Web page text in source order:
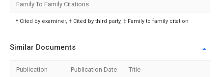
Family To Family Citations
* Cited by examiner, † Cited by third party, ‡ Family to family citation
Similar Documents
Publication Publication Date Title